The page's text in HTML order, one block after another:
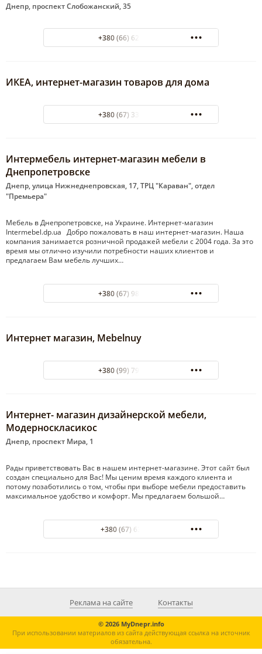
Днепр, проспект Слобожанский, 35
+380 (66) 629-40-01
ИКЕА, интернет-магазин товаров для дома
+380 (67) 332-99-00
Интермебель интернет-магазин мебели в
Днепропетровске
Днепр, улица Нижнеднепровская, 17, ТРЦ "Караван", отдел
"Премьера"
Мебель в Днепропетровске, на Украине. Интернет-магазин
Intermebel.dp.ua Добро пожаловать в наш интернет-магазин. Наша
компания занимается розничной продажей мебели с 2004 года. За это
время мы отлично изучили потребности наших клиентов и
предлагаем Вам мебель лучших…
+380 (67) 980-60-92
Интернет магазин, Mebelnuy
+380 (99) 799-48-84
Интернет- магазин дизайнерской мебели,
Модерноскласикос
Днепр, проспект Мира, 1
Рады приветствовать Вас в нашем интернет-магазине. Этот сайт был
создан специально для Вас! Мы ценим время каждого клиента и
потому позаботились о том, чтобы при выборе мебели предоставить
максимальное удобство и комфорт. Мы предлагаем большой…
+380 (67) 6323505
Реклама на сайте Контакты
© 2026 MyDnepr.info
При использовании материалов из сайта действующая ссылка на источник
обязательна.